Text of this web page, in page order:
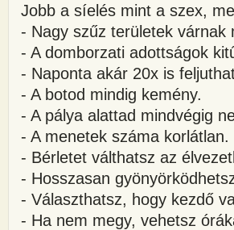
Jobb a síelés mint a szex,
- Nagy szűz területek várnak
- A domborzati adottságok
- Naponta akár 20x is
- A botod mindig kemény.
- A pálya alattad mindvégig
- A menetek száma korlátlan.
- Bérletet válthatsz az
- Hosszasan
- Választhatsz, hogy kezdő
- Ha nem megy, vehetsz